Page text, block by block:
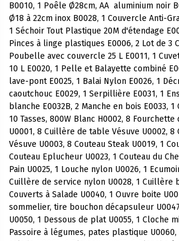
B0010, 1 Poêle Ø28cm, AA aluminium noir
Ø18 à 22cm inox B0028, 1 Couvercle Anti-
1 Séchoir Tout Plastique 20M d'étendage
Pinces à linge plastiques E0006, 2 Lot de 3
Poubelle avec couvercle 25 L E0011, 1
10 L E0020, 1 Pelle et Balayette combiné
lave-pont E0025, 1 Balai Nylon E0026, 1
caoutchouc E0029, 1 Serpillière E0031, 1
blanche E0032B, 2 Manche en bois E0033,
10 Tasses, 800W Blanc H0002, 8
U0001, 8 Cuillère de table Vésuve U0002, 8
Vésuve U0003, 8 Couteau Steak U0019, 1
Couteau Eplucheur U0023, 1 Couteau du
Pain U0025, 1 Louche nylon U0026, 1
Cuillère de service nylon U0028, 1 Cuillère
Couverts à Salade U0040, 1 Ouvre boite
sommelier, tire bouchon décapsuleur
U0050, 1 Dessous de plat U0055, 1 Cloche
Passoire à légumes, pates plastique U0060,